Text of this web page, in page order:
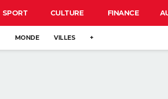
SPORT CULTURE FINANCE
MONDE VILLES +